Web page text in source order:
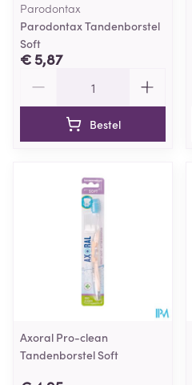
Parodontax
Parodontax Tandenborstel
Soft
€ 5,87
Bestel
Axoral Pro-clean
Tandenborstel Soft